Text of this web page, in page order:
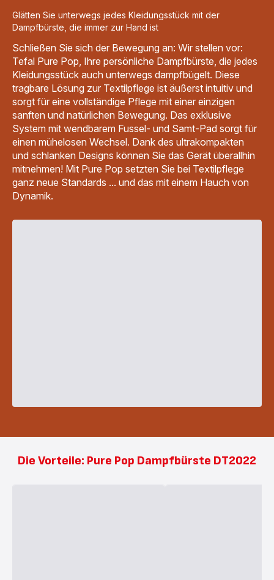
Glätten Sie unterwegs jedes Kleidungsstück mit der
Dampfbürste, die immer zur Hand ist
Schließen Sie sich der Bewegung an: Wir stellen vor:
Tefal Pure Pop, Ihre persönliche Dampfbürste, die jedes
Kleidungsstück auch unterwegs dampfbügelt. Diese
tragbare Lösung zur Textilpflege ist äußerst intuitiv und
sorgt für eine vollständige Pflege mit einer einzigen
sanften und natürlichen Bewegung. Das exklusive
System mit wendbarem Fussel- und Samt-Pad sorgt für
einen mühelosen Wechsel. Dank des ultrakompakten
und schlanken Designs können Sie das Gerät überallhin
mitnehmen! Mit Pure Pop setzten Sie bei Textilpflege
ganz neue Standards ... und das mit einem Hauch von
Dynamik.
Die Vorteile: Pure Pop Dampfbürste DT2022